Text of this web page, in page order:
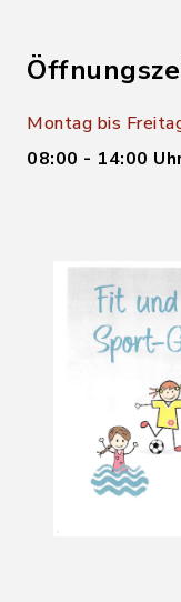
Montag bis
08:00 - 14:00